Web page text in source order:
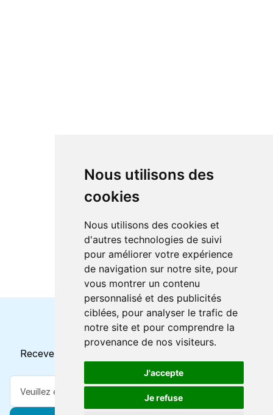
Nous utilisons des
cookies
Nous utilisons des cookies et
d'autres technologies de suivi
pour améliorer votre expérience
de navigation sur notre site, pour
vous montrer un contenu
personnalisé et des publicités
ciblées, pour analyser le trafic de
notre site et pour comprendre la
provenance de nos visiteurs.
J'accepte
Je refuse
Horaires et offres actuels
Recevez toutes les mises à jour dans votre e-mail